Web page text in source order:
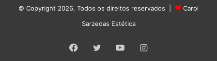
© Copyright 2026, Todos os direitos reservados |
Carol
Sarzedas Estética
Facebook
Twitter YouTubeInstagram